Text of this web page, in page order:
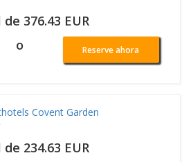
376.43 EUR
o Reserve ahora
Covent Garden
234.63 EUR